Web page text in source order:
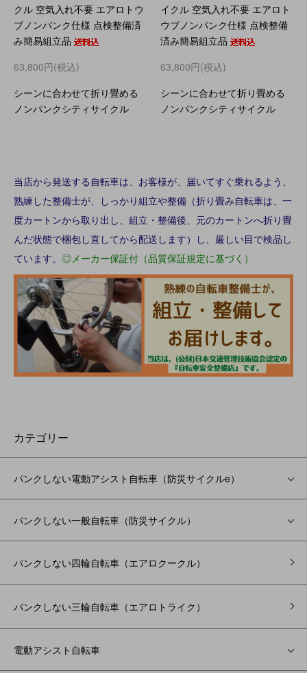
クル 空気入れ不要 エアロトウ
ブノンパンク仕様 点検整備済
み簡易組立品
63,800円(税込)
シーンに合わせて折り畳める
ノンパンクシティサイクル
イクル 空気入れ不要 エアロト
ウブノンパンク仕様 点検整備
済み簡易組立品
63,800円(税込)
シーンに合わせて折り畳める
ノンパンクシティサイクル
当店から発送する自転車は、お客様が、届いてすぐ乗れるよう、
熟練した整備士が、しっかり組立や整備（折り畳み自転車は、一
度カートンから取り出し、組立・整備後、元のカートンへ折り畳
んだ状態で梱包し直してから配送します）し、厳しい目で検品し
ています。 ◎メーカー保証付（品質保証規定に基づく）
カテゴリー
パンクしない電動アシスト自転車（防災サイクルe）
パンクしない一般自転車（防災サイクル）
パンクしない四輪自転車（エアロクークル）
パンクしない三輪自転車（エアロトライク）
電動アシスト自転車